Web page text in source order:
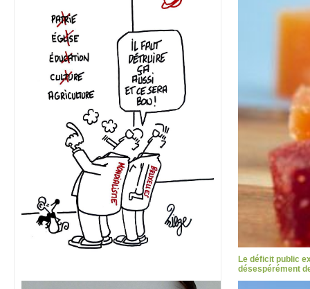
Le déficit public
désespérément